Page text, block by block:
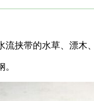
流挟带的水草、漂木
。